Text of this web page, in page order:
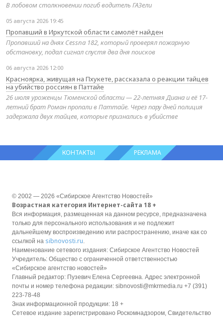
В лобовом столкновении погиб водитель ГАЗели
05 августа 2026 19:45
Пропавший в Иркутской области самолёт найден
Пропавший на днях Cessna 182, который проверял пожарную
обстановку, подал сигнал спустя два дня поисков
06 августа 2026 12:00
Красноярка, живущая на Пхукете, рассказала о реакции тайцев
на убийство россиян в Паттайе
26 июля уроженцы Тюменской области — 22-летняя Диана и её 17-
летний брат Роман пропали в Паттайе. Через пару дней полиция
задержала двух тайцев, которые признались в убийстве
КОНТАКТЫ РЕКЛАМА
© 2002 — 2026 «Сибирское Агентство Новостей»
Возрастная категория Интернет-сайта 18 +
Вся информация, размещенная на данном ресурсе, предназначена
только для персонального использования и не подлежит
дальнейшему воспроизведению или распространению, иначе как со
ссылкой на sibnovosti.ru.
Наименование сетевого издания: Сибирское Агентство Новостей
Учредитель: Общество с ограниченной ответственностью
«Сибирское агентство новостей»
Главный редактор: Пузевич Елена Сергеевна. Адрес электронной
почты и номер телефона редакции: sibnovosti@mkrmedia.ru +7 (391)
223-78-48
Знак информационной продукции: 18 +
Сетевое издание зарегистрировано Роскомнадзором, Свидетельство